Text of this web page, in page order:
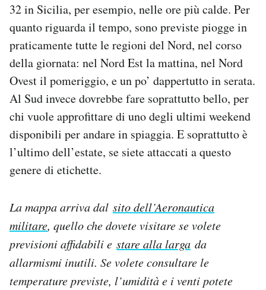
32 in Sicilia, per esempio, nelle ore più calde. Per
quanto riguarda il tempo, sono previste piogge in
praticamente tutte le regioni del Nord, nel corso
della giornata: nel Nord Est la mattina, nel Nord
Ovest il pomeriggio, e un po’ dappertutto in serata.
Al Sud invece dovrebbe fare soprattutto bello, per
chi vuole approfittare di uno degli ultimi weekend
disponibili per andare in spiaggia. E soprattutto è
l’ultimo dell’estate, se siete attaccati a questo
genere di etichette.
La mappa arriva dal sito dell’Aeronautica
militare, quello che dovete visitare se volete
previsioni affidabili e stare alla larga da
allarmismi inutili. Se volete consultare le
temperature previste, l’umidità e i venti potete